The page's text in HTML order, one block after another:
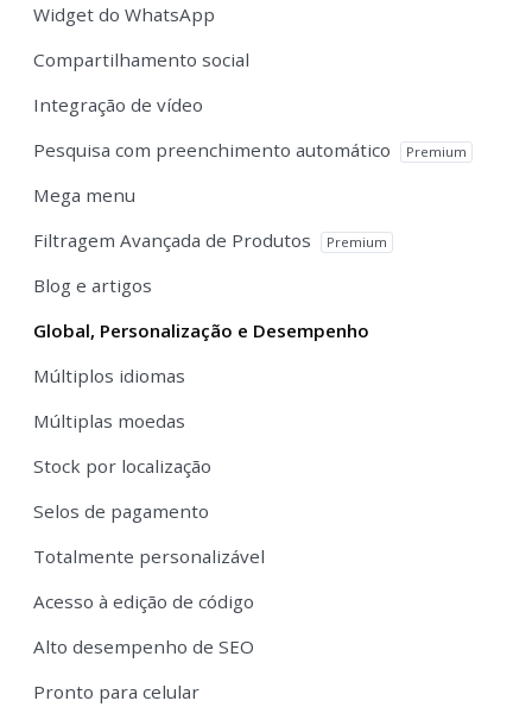
Widget do WhatsApp
Compartilhamento social
Integração de vídeo
Pesquisa com preenchimento automático
Premium
Mega menu
Filtragem Avançada de Produtos
Premium
Blog e artigos
Global, Personalização e Desempenho
Múltiplos idiomas
Múltiplas moedas
Stock por localização
Selos de pagamento
Totalmente personalizável
Acesso à edição de código
Alto desempenho de SEO
Pronto para celular